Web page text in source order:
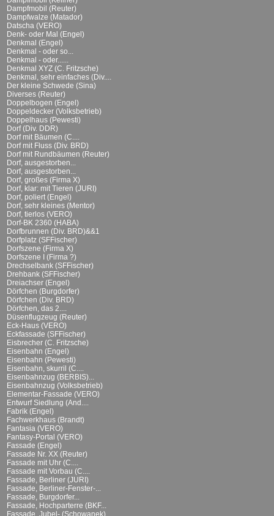
Dampfmobil (Reuter)
Dampfwalze (Matador)
Datscha (VERO)
Denk- oder Mal (Engel)
Denkmal (Engel)
Denkmal - oder so...
Denkmal - oder......
Denkmal XYZ (C. Fritzsche)
Denkmal, sehr einfaches (Div....
Der kleine Schwede (Sina)
Diverses (Reuter)
Doppelbogen (Engel)
Doppeldecker (Volksbetrieb)
Doppelhaus (Pewesti)
Dorf (Div. DDR)
Dorf mit Bäumen (C....
Dorf mit Fluss (Div. BRD)
Dorf mit Rundbäumen (Reuter)
Dorf, ausgestorben...
Dorf, ausgestorben...
Dorf, großes (Firma X)
Dorf, klar: mit Tieren (JURI)
Dorf, poliert (Engel)
Dorf, sehr kleines (Mentor)
Dorf, tierlos (VERO)
Dorf-BK 2360 (HABA)
Dorfbrunnen (Div. BRD)&&1
Dorfplatz (SFFischer)
Dorfszene (Firma X)
Dorfszene I (Firma ?)
Drechselbank (SFFischer)
Drehbank (SFFischer)
Dreiachser (Engel)
Dörfchen (Burgdorfer)
Dörfchen (Div. BRD)
Dörfchen, das 2....
Düsenflugzeug (Reuter)
Eck-Haus (VERO)
Eckfassade (SFFischer)
Eisbrecher (C. Fritzsche)
Eisenbahn (Engel)
Eisenbahn (Pewesti)
Eisenbahn, skurril (C....
Eisenbahnzug (BERBIS)...
Eisenbahnzug (Volksbetrieb)
Elementar-Fassade (VERO)
Entwurf Siedlung (And....
Fabrik (Engel)
Fachwerkhaus (Brandt)
Fantasia (VERO)
Fantasy-Portal (VERO)
Fassade (Engel)
Fassade Nr. XX (Reuter)
Fassade mit Uhr (C....
Fassade mit Vorbau (C....
Fassade, Berliner (JURI)
Fassade, Berliner-Fenster-...
Fassade, Burgdorfer...
Fassade, Hochparterre (BKF...
Fassade, Jubel- (Schowanek)